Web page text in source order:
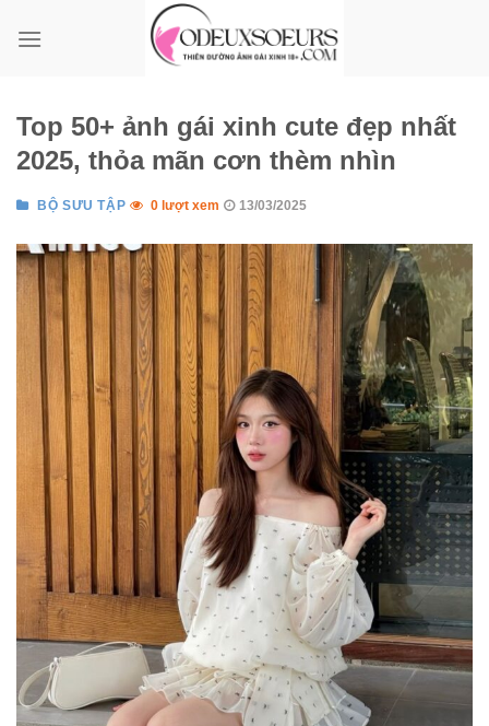
qua
Top 50+ ảnh gái xinh cute đẹp nhất
2025, thỏa mãn cơn thèm nhìn
BỘ SƯU TẬP 0 lượt xem 13/03/2025